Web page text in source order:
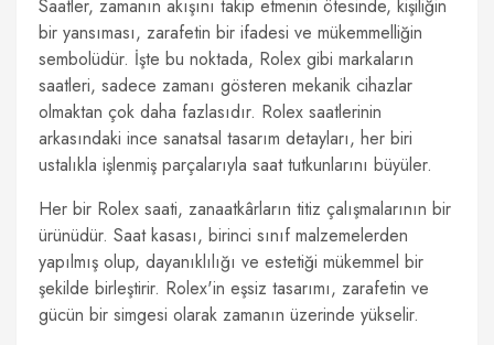
Saatler, zamanın akışını takip etmenin ötesinde, kişiliğin
bir yansıması, zarafetin bir ifadesi ve mükemmelliğin
sembolüdür. İşte bu noktada, Rolex gibi markaların
saatleri, sadece zamanı gösteren mekanik cihazlar
olmaktan çok daha fazlasıdır. Rolex saatlerinin
arkasındaki ince sanatsal tasarım detayları, her biri
ustalıkla işlenmiş parçalarıyla saat tutkunlarını büyüler.
Her bir Rolex saati, zanaatkârların titiz çalışmalarının bir
ürünüdür. Saat kasası, birinci sınıf malzemelerden
yapılmış olup, dayanıklılığı ve estetiği mükemmel bir
şekilde birleştirir. Rolex'in eşsiz tasarımı, zarafetin ve
gücün bir simgesi olarak zamanın üzerinde yükselir.